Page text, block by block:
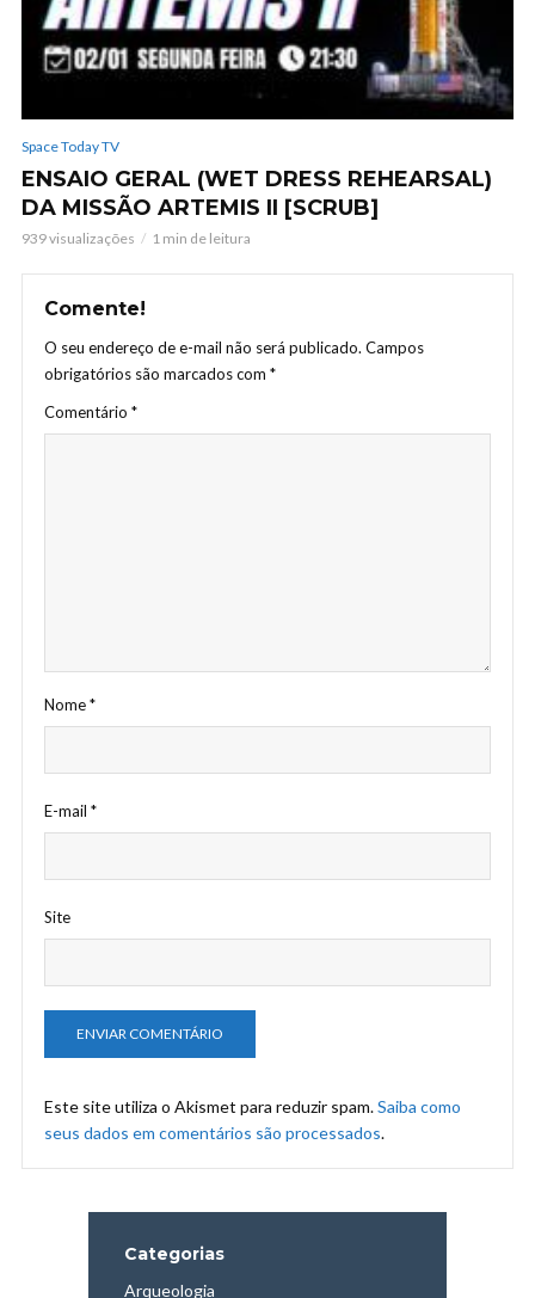
Space Today TV
ENSAIO GERAL (WET DRESS REHEARSAL)
DA MISSÃO ARTEMIS II [SCRUB]
939 visualizações 1 min de leitura
Comente!
O seu endereço de e-mail não será publicado. Campos
obrigatórios são marcados com *
Comentário *
Nome*
E-mail *
Site
Este site utiliza o Akismet para reduzir spam.Saiba como
seus dados em comentários são processados.
Categorias
Arqueologia